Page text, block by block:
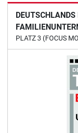
PLATZ 3 (FOCUS